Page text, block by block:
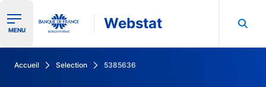
Ouvrir le menu de navigation
MENU Webstat
Accueil Selection 5385636